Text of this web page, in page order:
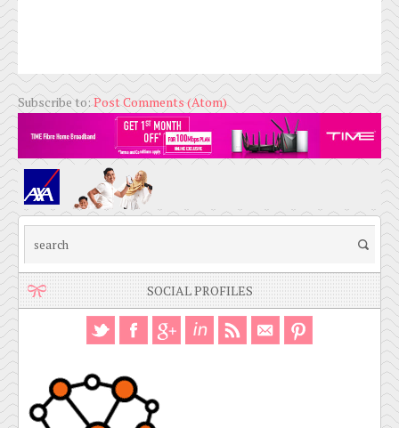
Subscribe to:Post Comments (Atom)
SOCIAL PROFILES